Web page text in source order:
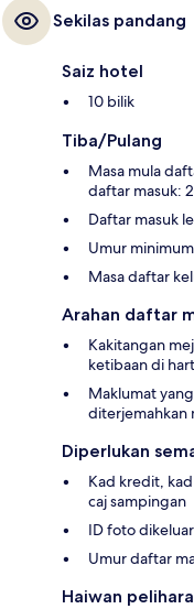
Sekilas pandang
Saiz hotel
10 bilik
Tiba/Pulang
Masa mula
daftar masuk:
Daftar masuk
Umur
Masa daftar
Arahan daftar
Kakitangan
ketibaan di
Maklumat
diterjemahkan
Diperlukan
Kad kredit,
caj sampingan
ID foto
Umur daftar
Haiwan